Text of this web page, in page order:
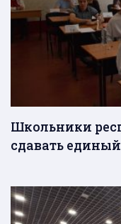
Школьники
сдавать